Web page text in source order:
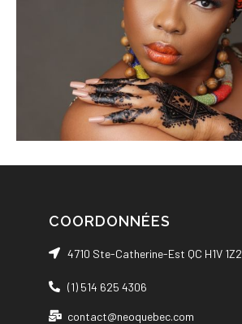
COORDONNÉES
4710 Ste-Catherine-Est QC H1V 1Z2
(1) 514 625 4306
contact@neoquebec.com